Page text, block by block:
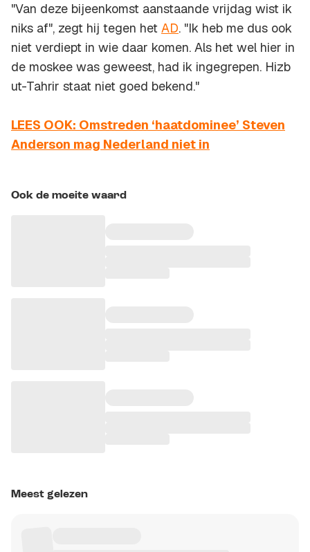
"Van deze bijeenkomst aanstaande vrijdag wist ik
niks af", zegt hij tegen het AD. "Ik heb me dus ook
niet verdiept in wie daar komen. Als het wel hier in
de moskee was geweest, had ik ingegrepen. Hizb
ut-Tahrir staat niet goed bekend."
LEES OOK: Omstreden ‘haatdominee’ Steven
Anderson mag Nederland niet in
Ook de moeite waard
Meest gelezen